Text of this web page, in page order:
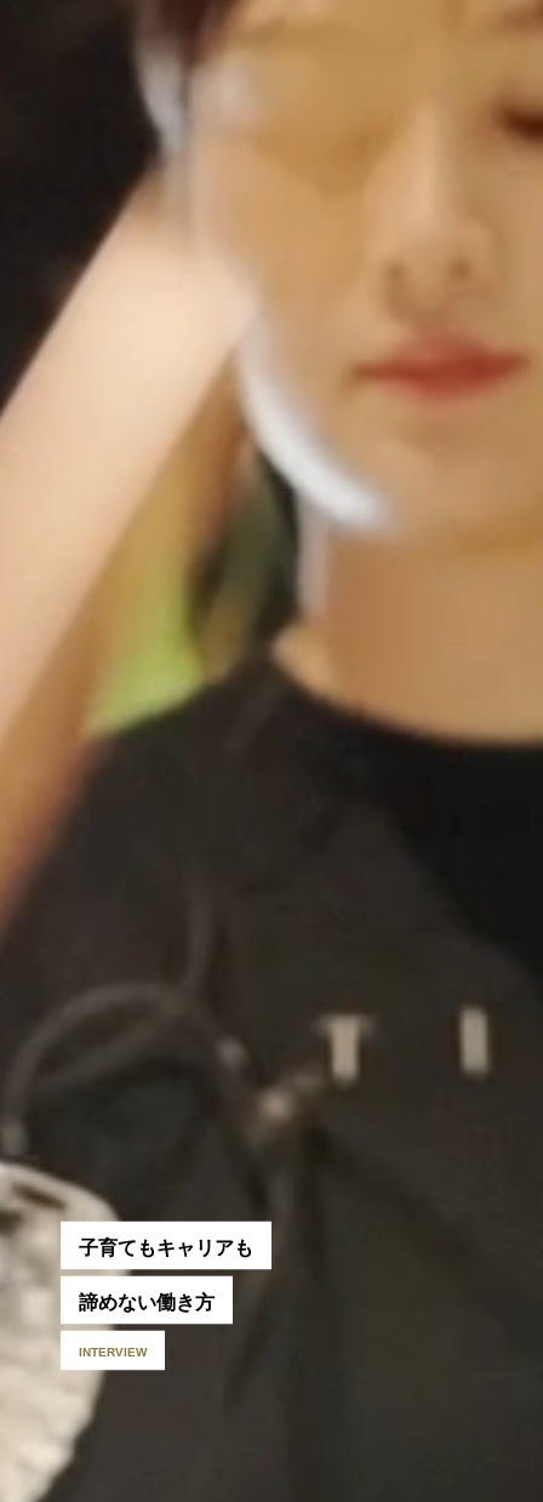
子育て もキャ リ アも
諦めない働き方
INTERVIEW